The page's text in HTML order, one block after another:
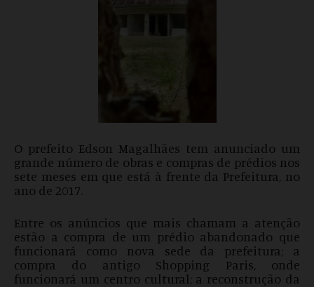
O prefeito Edson Magalhães tem anunciado um
grande número de obras e compras de prédios nos
sete meses em que está à frente da Prefeitura, no
ano de 2017.
Entre os anúncios que mais chamam a atenção
estão a compra de um prédio abandonado que
funcionará como nova sede da prefeitura; a
compra do antigo Shopping Paris, onde
funcionará um centro cultural; a reconstrução da